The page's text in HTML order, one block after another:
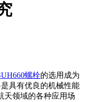
螺栓的选用成为
具有优良的机械性能
天领域的各种应用场